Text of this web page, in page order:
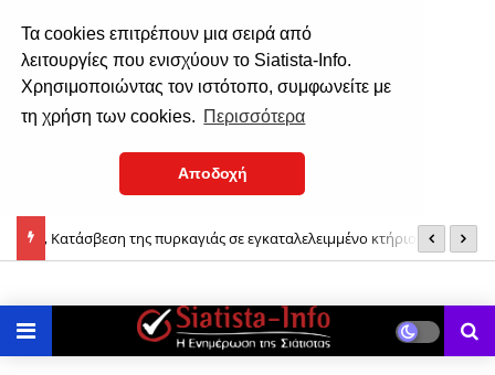
Τα cookies επιτρέπουν μια σειρά από
λειτουργίες που ενισχύουν το Siatista-Info.
Χρησιμοποιώντας τον ιστότοπο, συμφωνείτε με
τη χρήση των cookies. Περισσότερα
Αποδοχή
Σιάτιστα: Ιερά Πανήγυρις του κοιμητηριακού Ι. Ν. Αγίου